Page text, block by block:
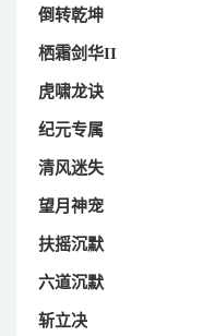
倒转乾坤
栖霜剑华II
虎啸龙诀
纪元专属
清风迷失
望月神宠
扶摇沉默
六道沉默
斩立决